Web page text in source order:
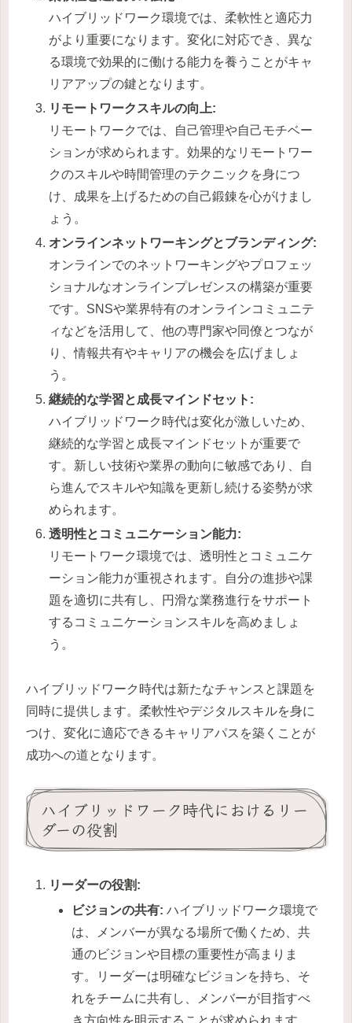
ハイブリッドワーク環境では、柔軟性と適応力
がより重要になります。変化に対応でき、異な
る環境で効果的に働ける能力を養うことがキャ
リアアップの鍵となります。
リモートワークスキルの向上:
リモートワークでは、自己管理や自己モチベー
ションが求められます。効果的なリモートワー
クのスキルや時間管理のテクニックを身につ
け、成果を上げるための自己鍛錬を心がけまし
ょう。
オンラインネットワーキングとブランディング:
オンラインでのネットワーキングやプロフェッ
ショナルなオンラインプレゼンスの構築が重要
です。SNSや業界特有のオンラインコミュニテ
ィなどを活用して、他の専門家や同僚とつなが
り、情報共有やキャリアの機会を広げましょ
う。
継続的な学習と成長マインドセット:
ハイブリッドワーク時代は変化が激しいため、
継続的な学習と成長マインドセットが重要で
す。新しい技術や業界の動向に敏感であり、自
ら進んでスキルや知識を更新し続ける姿勢が求
められます。
透明性とコミュニケーション能力:
リモートワーク環境では、透明性とコミュニケ
ーション能力が重視されます。自分の進捗や課
題を適切に共有し、円滑な業務進行をサポート
するコミュニケーションスキルを高めましょ
う。
ハイブリッドワーク時代は新たなチャンスと課題を
同時に提供します。柔軟性やデジタルスキルを身に
つけ、変化に適応できるキャリアパスを築くことが
成功への道となります。
ハイブリッドワーク時代におけるリー
ダーの役割
リーダーの役割:
ビジョンの共有: ハイブリッドワーク環境で
は、メンバーが異なる場所で働くため、共
通のビジョンや目標の重要性が高まりま
す。リーダーは明確なビジョンを持ち、そ
れをチームに共有し、メンバーが目指すべ
き方向性を明示することが求められます。